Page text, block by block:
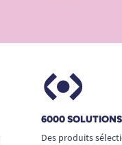
6000
Des produits